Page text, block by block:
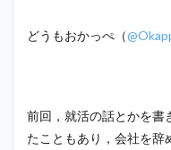
どうもおかっぺ（
前回，就活の話とかを書
たこともあり，会社を辞